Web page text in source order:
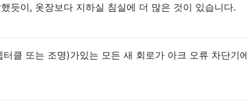
듯이, 옷장보다 지하실 침실에 더 많은 것이 있습니다.
클 또는 조명)가있는 모든 새 회로가 아크 오류 차단기